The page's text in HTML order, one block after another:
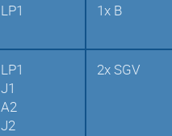
LP1 1x B
LP1
J1
A2
J2
2x SGV